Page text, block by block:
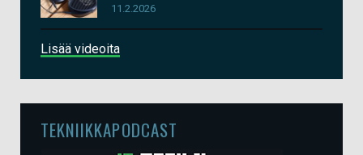
11.2.2026
Lisää videoita
TEKNIIKKAPODCAST